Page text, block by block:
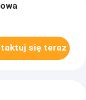
się teraz